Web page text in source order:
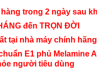
hàng trong 2 ngày sau
đến TRỌN ĐỜI
tại nhà máy chính
E1 phủ Melamine
người tiêu dùng